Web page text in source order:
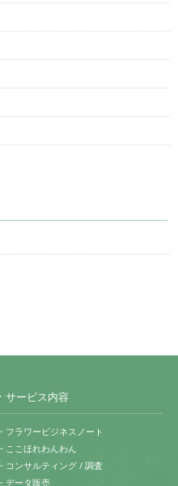
サービス内容
・フラワービジネスノート
・ここほれわんわん
・コンサルティング / 調査
・データ販売